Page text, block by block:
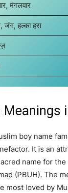
मंगलवार
जंग, हल्का हरा
boy name
It is an
name for
(PBUH). The
most loved by